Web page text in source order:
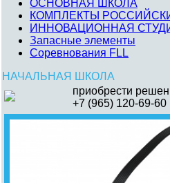
ОСНОВНАЯ ШКОЛА
КОМПЛЕКТЫ
ИННОВАЦИОННАЯ
Запасные элементы
Соревнования FLL
НАЧАЛЬНАЯ ШКОЛА
приобрести
+7 (965) 120-69-60